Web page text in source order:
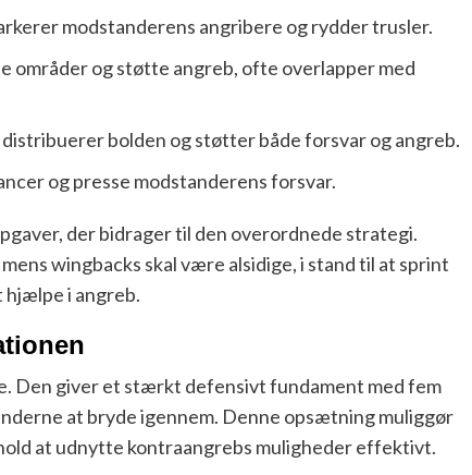
modstanderens angribere og rydder trusler.
områder og støtte angreb, ofte overlapper med
bolden og støtter både forsvar og angreb.
og presse modstanderens forsvar.
der bidrager til den overordnede strategi.
wingbacks skal være alsidige, i stand til at sprint
hjælpe i angreb.
Den giver et stærkt defensivt fundament med fem
at bryde igennem. Denne opsætning muliggør
at udnytte kontraangrebs muligheder effektivt.